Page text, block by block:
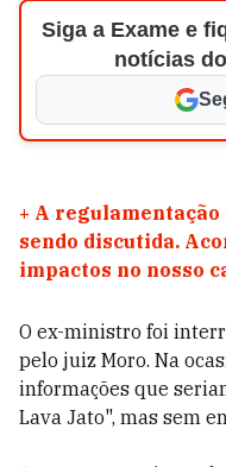
Siga a Exame e
notícias
+ A
sendo discutida.
impactos no nosso
O ex-ministro foi
pelo juiz Moro. Na
informações que
Lava Jato", mas sem